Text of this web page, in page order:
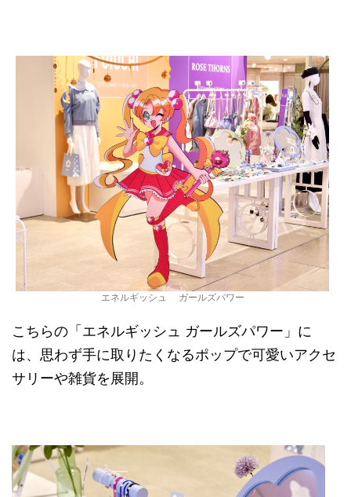
エネルギッシュ ガールズパワー
こちらの「エネルギッシュ ガールズパワー」に
は、思わず手に取りたくなるポップで可愛いアクセ
サリーや雑貨を展開。